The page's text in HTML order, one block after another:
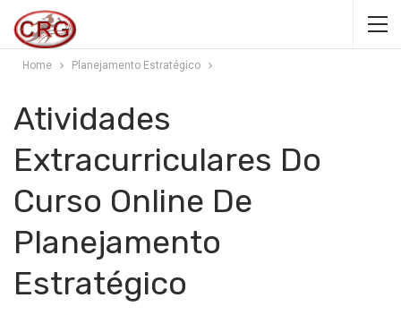
Home Planejamento Estratégico
Atividades
Extracurriculares Do
Curso Online De
Planejamento
Estratégico